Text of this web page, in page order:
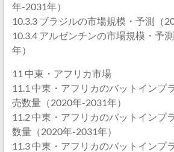
年-2031年）
10.3.3 ブラジルの市場規模・予測（
10.3.4 アルゼンチンの市場規模・予
年）
11 中東・アフリカ市場
11.1 中東・アフリカのバットインプ
売数量（2020年-2031年）
11.2 中東・アフリカのバットインプ
数量（2020年-2031年）
11.3 中東・アフリカのバットインプ